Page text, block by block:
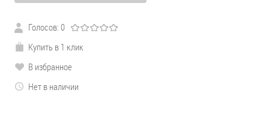
Голосов: 0
Купить в 1 клик
В избранное
Нет в наличии